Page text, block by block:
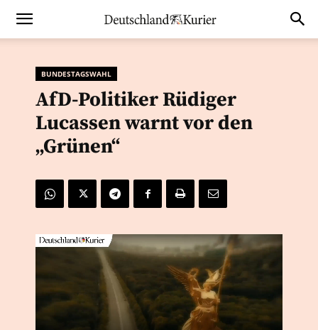
BUNDESTAGSWAHL
AfD-Politiker Rüdiger
Lucassen warnt vor den
„Grünen“